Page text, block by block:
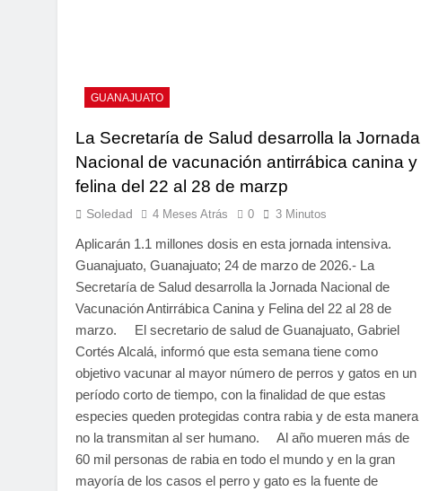
GUANAJUATO
La Secretaría de Salud desarrolla la Jornada
Nacional de vacunación antirrábica canina y
felina del 22 al 28 de marzp
Soledad 4 Meses Atrás 0 3 Minutos
Aplicarán 1.1 millones dosis en esta jornada intensiva.
Guanajuato, Guanajuato; 24 de marzo de 2026.- La
Secretaría de Salud desarrolla la Jornada Nacional de
Vacunación Antirrábica Canina y Felina del 22 al 28 de
marzo. El secretario de salud de Guanajuato, Gabriel
Cortés Alcalá, informó que esta semana tiene como
objetivo vacunar al mayor número de perros y gatos en un
período corto de tiempo, con la finalidad de que estas
especies queden protegidas contra rabia y de esta manera
no la transmitan al ser humano. Al año mueren más de
60 mil personas de rabia en todo el mundo y en la gran
mayoría de los casos el perro y gato es la fuente de